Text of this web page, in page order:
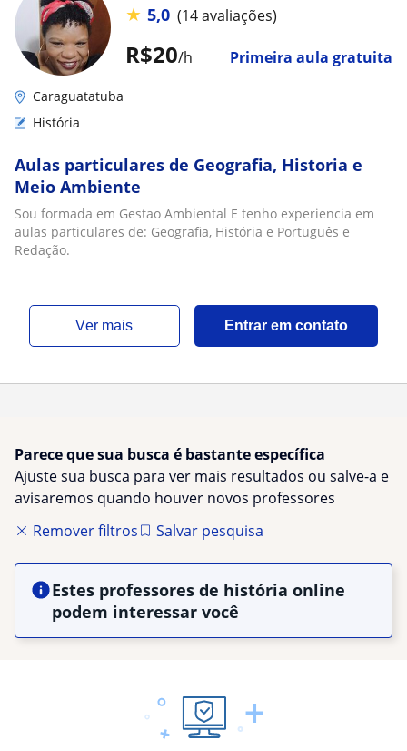
R$20/h Primeira aula gratuita
★ 5,0 (14 avaliações)
Caraguatatuba
História
Aulas particulares de Geografia, Historia e
Meio Ambiente
Sou formada em Gestao Ambiental E tenho experiencia em
aulas particulares de: Geografia, História e Português e
Redação.
ver mais Entrar em contato
Parece que sua busca é bastante específica
Ajuste sua busca para ver mais resultados ou salve-a e
avisaremos quando houver novos professores
Remover filtros
Salvar pesquisa
Estes professores de história online
podem interessar você